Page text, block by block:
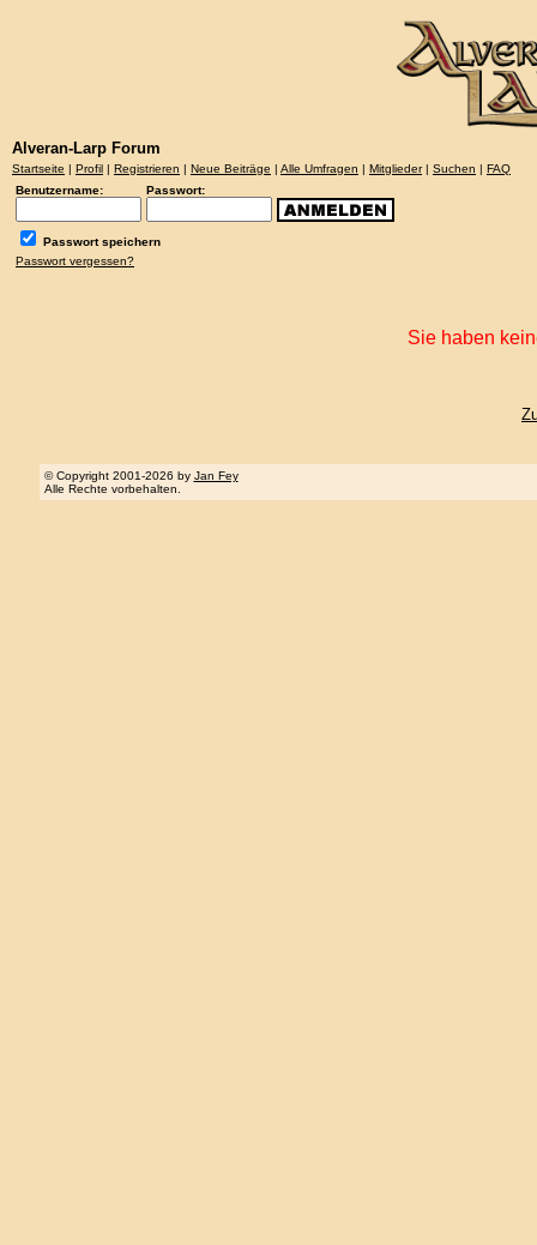
Alveran-Larp Forum
Startseite | Profil | Registrieren | Neue Beiträge | Alle Umfragen | Mitglieder| Suchen | FAQ
Benutzername:
Passwort:
Passwort speichern
Passwort vergessen?
Sie haben
© Copyright 2001-2026 by Jan Fey
Alle Rechte vorbehalten.